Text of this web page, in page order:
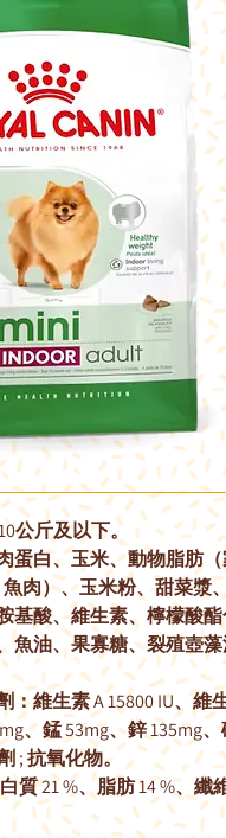
公斤及以下。
蛋白、玉米、動物脂肪
肉）、玉米粉、甜菜漿
基酸、維生素、檸檬酸
魚油、果寡糖、裂殖壺藻
維生素 A 15800 IU、維
、錳 53mg、鋅 135mg
; 抗氧化物。
質 21 %、脂肪 14 %、纖